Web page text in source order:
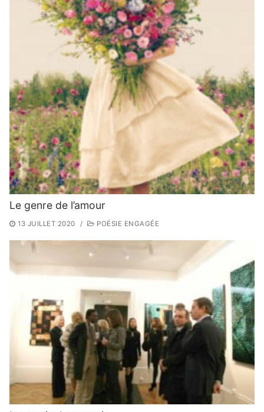
Le genre de l’amour
13 JUILLET 2020 / POÉSIE ENGAGÉE